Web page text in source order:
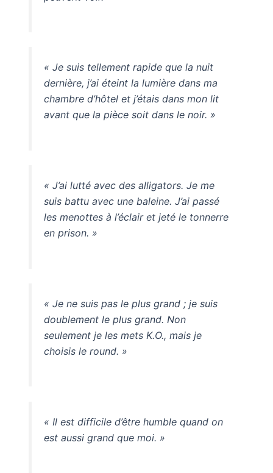
« Je suis tellement rapide que la nuit
dernière, j’ai éteint la lumière dans ma
chambre d’hôtel et j’étais dans mon lit
avant que la pièce soit dans le noir. »
« J’ai lutté avec des alligators. Je me
suis battu avec une baleine. J’ai passé
les menottes à l’éclair et jeté le tonnerre
en prison. »
« Je ne suis pas le plus grand ; je suis
doublement le plus grand. Non
seulement je les mets K.O., mais je
choisis le round. »
« Il est difficile d’être humble quand on
est aussi grand que moi. »